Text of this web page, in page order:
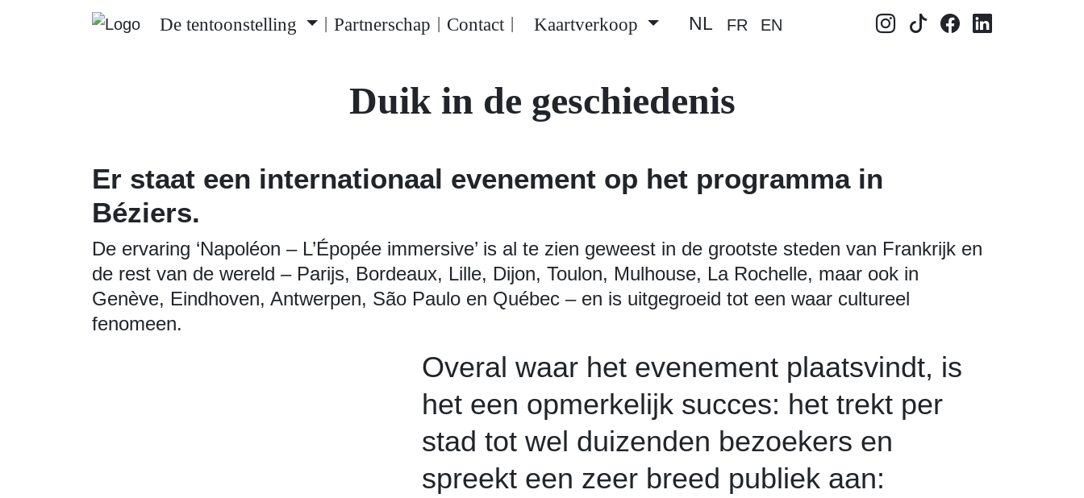
De tentoonstelling | Partnerschap | Contact | Kaartverkoop NL FR EN
Duik in de geschiedenis
Er staat een internationaal evenement op het programma in
Béziers.
De ervaring ‘Napoléon – L’Épopée immersive’ is al te zien geweest in de grootste steden van Frankrijk en
de rest van de wereld – Parijs, Bordeaux, Lille, Dijon, Toulon, Mulhouse, La Rochelle, maar ook in
Genève, Eindhoven, Antwerpen, São Paulo en Québec – en is uitgegroeid tot een waar cultureel
fenomeen.
Overal waar het evenement plaatsvindt, is
het een opmerkelijk succes: het trekt per
stad tot wel duizenden bezoekers en
spreekt een zeer breed publiek aan: